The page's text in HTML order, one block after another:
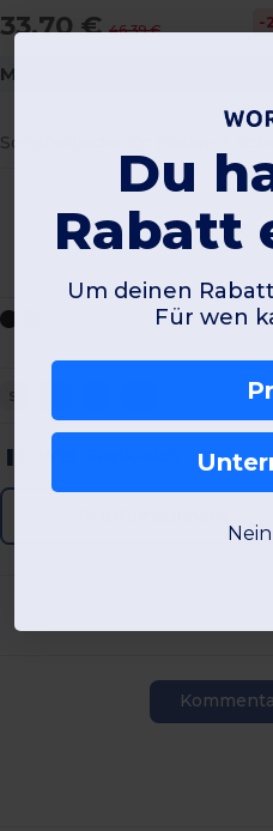
33,70 €46,39 € -
Mustaghata NAGANO
S
Du
Rabatt
Um deinen
Für wen